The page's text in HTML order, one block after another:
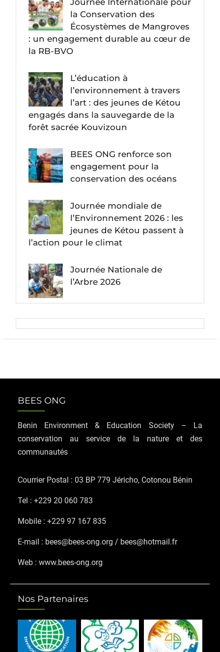
Journée Internationale pour
la Conservation des
Écosystèmes de Mangroves
: un engagement durable au cœur de
la RB-BVO
L’éducation à
l’environnement à travers
l’art : des jeunes de Kétou
engagés dans la sauvegarde de la
forêt sacrée Kouvizoun
BEES ONG renforce son
engagement pour la
conservation des océans
Journée mondiale de
l’Environnement 2026 : les
jeunes de Kétou passent à
l’action pour le climat
Journée Nationale de
l’Arbre 2026
BEES ONG
Benin Environment & Education Society – La
conservation au service de la nature et des
communautés
Courrier Postal : 03 BP 779 Jéricho, Cotonou Bénin
Tel : +229 20 060 783
Mobile : +229 97 167 835
E-mail : bees@bees-ong.org / bees@hotmail.fr
Web : www.bees-ong.org
Nos Partenaires